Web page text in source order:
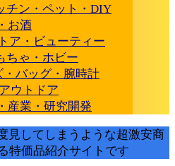
チン・ペット・DIY
お酒
ア・ビューティー
ちゃ・ホビー
・バッグ・腕時計
ウトドア
産業・研究開発
見してしまうような超激安商
特価品紹介サイトです